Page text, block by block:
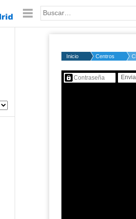
Palabra o frase:
Inicio Centros
Contenido protegido…